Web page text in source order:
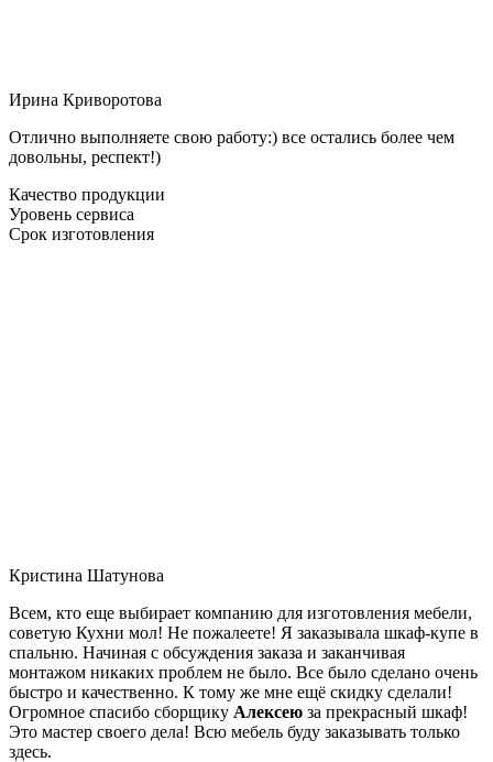
Ирина Криворотова
Отлично выполняете свою работу:) все остались более чем
довольны, респект!)
Качество продукции
Уровень сервиса
Срок изготовления
Кристина Шатунова
Всем, кто еще выбирает компанию для изготовления мебели,
советую Кухни мол! Не пожалеете! Я заказывала шкаф-купе в
спальню. Начиная с обсуждения заказа и заканчивая
монтажом никаких проблем не было. Все было сделано очень
быстро и качественно. К тому же мне ещё скидку сделали!
Огромное спасибо сборщику Алексею за прекрасный шкаф!
Это мастер своего дела! Всю мебель буду заказывать только
здесь.